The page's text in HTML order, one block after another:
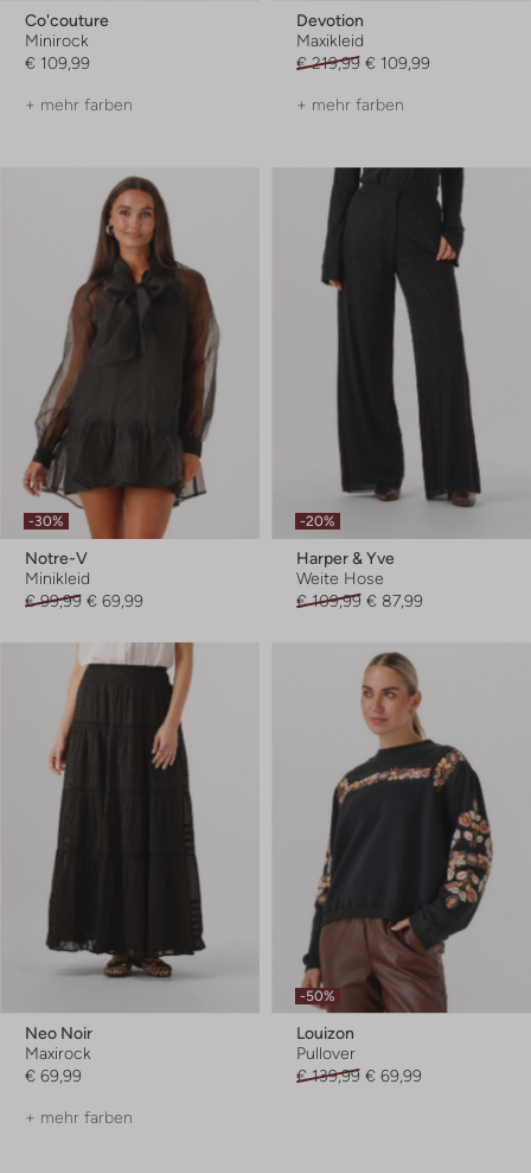
Co'couture
Minirock
€ 109,99
+ mehr farben
Devotion
Maxikleid
€ 219,99 € 109,99
+ mehr farben
-30%
Notre-V
Minikleid
€ 99,99 € 69,99
-20%
Harper & Yve
Weite Hose
€ 109,99 € 87,99
Neo Noir
Maxirock
€ 69,99
+ mehr farben
-50%
Louizon
Pullover
€ 139,99 € 69,99